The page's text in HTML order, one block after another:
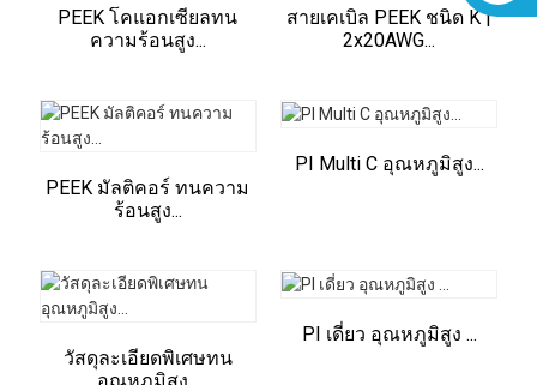
PEEK โคแอกเซียลทน
ความร้อนสูง...
สายเคเบิล PEEK ชนิด K |
2x20AWG...
PEEK มัลติคอร์ ทนความ
ร้อนสูง...
PI Multi C อุณหภูมิสูง...
วัสดุละเอียดพิเศษทน
PI เดี่ยว อุณหภูมิสูง ...